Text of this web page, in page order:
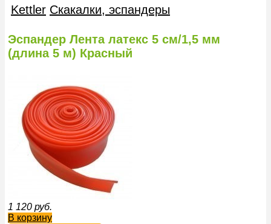
Kettler Скакалки, эспандеры
Эспандер Лента латекс 5 см/1,5 мм
(длина 5 м) Красный
1 120 руб.
В корзину